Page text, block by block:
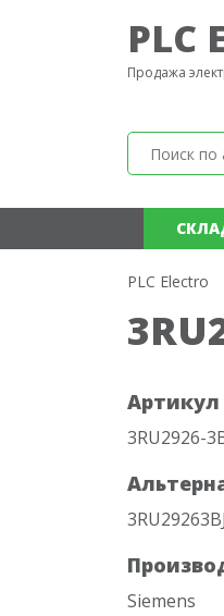
PLC
Продажа
PLC Electro
Артикул
3RU2926-
Siemens